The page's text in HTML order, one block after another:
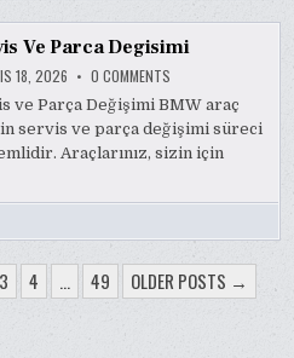
Ve Parca Degisimi
18, 2026 0 COMMENTS
SERVIS
VE
PARCA
DEGISIMI
ve Parça Değişimi BMW araç
servis ve parça değişimi süreci
Araçlarınız, sizin için
3 4 … 49 OLDER POSTS →